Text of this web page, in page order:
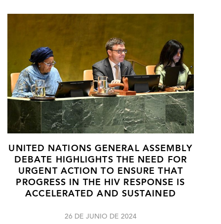
UNITED NATIONS GENERAL ASSEMBLY
DEBATE HIGHLIGHTS THE NEED FOR
URGENT ACTION TO ENSURE THAT
PROGRESS IN THE HIV RESPONSE IS
ACCELERATED AND SUSTAINED
26 DE JUNIO DE 2024